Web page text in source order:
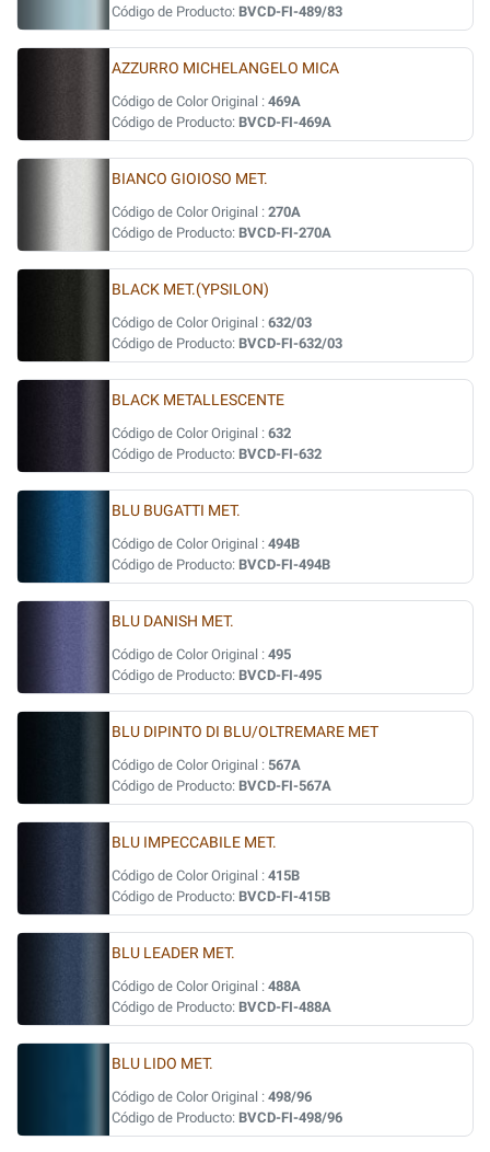
Código de Producto: BVCD-FI-489/83
AZZURRO MICHELANGELO MICA
Código de Color Original : 469A
Código de Producto: BVCD-FI-469A
BIANCO GIOIOSO MET.
Código de Color Original : 270A
Código de Producto: BVCD-FI-270A
BLACK MET.(YPSILON)
Código de Color Original : 632/03
Código de Producto: BVCD-FI-632/03
BLACK METALLESCENTE
Código de Color Original : 632
Código de Producto: BVCD-FI-632
BLU BUGATTI MET.
Código de Color Original : 494B
Código de Producto: BVCD-FI-494B
BLU DANISH MET.
Código de Color Original : 495
Código de Producto: BVCD-FI-495
BLU DIPINTO DI BLU/OLTREMARE MET
Código de Color Original : 567A
Código de Producto: BVCD-FI-567A
BLU IMPECCABILE MET.
Código de Color Original : 415B
Código de Producto: BVCD-FI-415B
BLU LEADER MET.
Código de Color Original : 488A
Código de Producto: BVCD-FI-488A
BLU LIDO MET.
Código de Color Original : 498/96
Código de Producto: BVCD-FI-498/96